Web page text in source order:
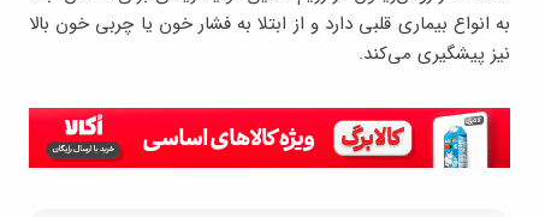
به انواع بیماری قلبی دارد و از ابتلا به فشار خون یا چربی خون بالا
نیز پیشگیری می‌کند.